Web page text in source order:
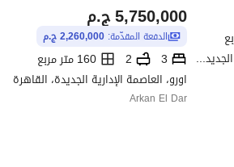
بلو فيرت، ار 7، العاصمة الإدارية الجديدة، القاهرة
ج.م5,750,000
الدفعة المقدّمة:2,260,000 ج.م
3
2
160 متر مربع
اورو، العاصمة الإدارية الجديدة، القاهرة
Arkan El Dar